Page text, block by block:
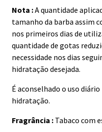
Nota :A quantidade
tamanho da barba assim
nos primeiros dias de
quantidade de gotas
necessidade nos dias
hidratação desejada.
É aconselhado o uso
hidratação.
Fragrância : Tabaco com